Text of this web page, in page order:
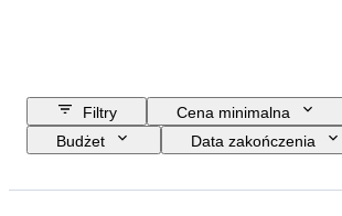
Filtry
Cena minimalna
Budżet
Data zakończenia